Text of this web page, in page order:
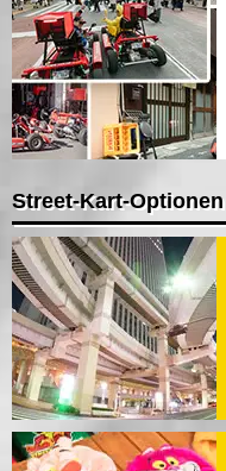
Street-Kart-Optionen